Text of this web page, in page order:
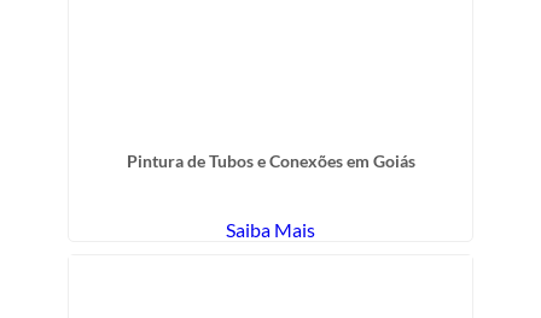
Pintura de Tubos e Conexões em Goiás
Saiba Mais